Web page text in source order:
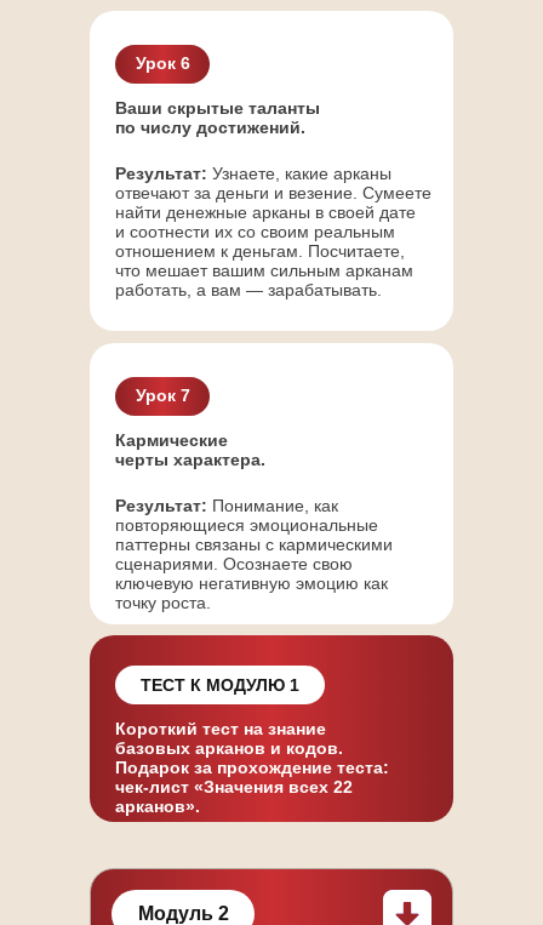
Ваши скрытые таланты
по числу достижений.
Результат: Узнаете, какие арканы
отвечают за деньги и везение. Сумеете
найти денежные арканы в своей дате
и соотнести их со своим реальным
отношением к деньгам. Посчитаете,
что мешает вашим сильным арканам
работать, а вам — зарабатывать.
Урок 6
Кармические
черты характера.
Результат: Понимание, как
повторяющиеся эмоциональные
паттерны связаны с кармическими
сценариями. Осознаете свою
ключевую негативную эмоцию как
точку роста.
Урок 7
Короткий тест на знание
базовых арканов и кодов.
Подарок за прохождение теста:
чек-лист «Значения всех 22
арканов».
ТЕСТ К МОДУЛЮ 1
Модуль 2
ЖИВОЙ
ПРАКТИЧЕСКИЙ ЭФИР
С МАРИЯНОЙ АНАЭЛЬ
Встречи в Zoom с возможностью
выходить в эфир и давать свои
Разборы вместе с Марияной и
получение обратной связи